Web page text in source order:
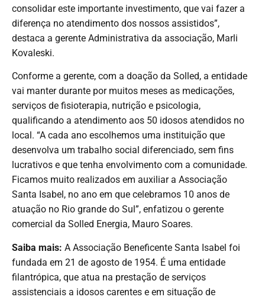
consolidar este importante investimento, que vai fazer a
diferença no atendimento dos nossos assistidos”,
destaca a gerente Administrativa da associação, Marli
Kovaleski.
Conforme a gerente, com a doação da Solled, a entidade
vai manter durante por muitos meses as medicações,
serviços de fisioterapia, nutrição e psicologia,
qualificando a atendimento aos 50 idosos atendidos no
local. “A cada ano escolhemos uma instituição que
desenvolva um trabalho social diferenciado, sem fins
lucrativos e que tenha envolvimento com a comunidade.
Ficamos muito realizados em auxiliar a Associação
Santa Isabel, no ano em que celebramos 10 anos de
atuação no Rio grande do Sul”, enfatizou o gerente
comercial da Solled Energia, Mauro Soares.
Saiba mais: A Associação Beneficente Santa Isabel foi
fundada em 21 de agosto de 1954. É uma entidade
filantrópica, que atua na prestação de serviços
assistenciais a idosos carentes e em situação de